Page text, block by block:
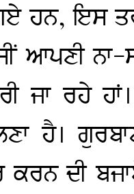
ਹਨ, ਇਸ
ਆਪਣੀ
ਜਾ ਰਹੇ
ਹੈ।
ਕਰਨ ਦੀ